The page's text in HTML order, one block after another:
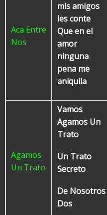
Aca Entre
Nos
mis amigos
les conte
Que en el
amor
ninguna
pena me
aniquila
Agamos
Un Trato
Vamos
Agamos Un
Trato
Un Trato
Secreto
De Nosotros
Dos